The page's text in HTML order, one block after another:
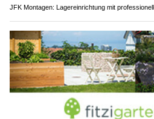
JFK Montagen: Lagereinrichtung mit